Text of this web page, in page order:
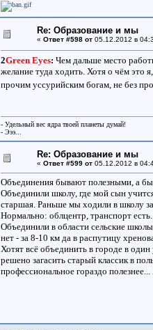
Re: Образование и мы
« Ответ #598 от05.12.2012 в
2Green Eyes: Чем дальше место
желание туда ходить. Хотя о чём это
прочим уссурийским богам, не без
- Удельный вес ядра твоей планеты думай!
- Эээ...
Re: Образование и мы
« Ответ #599 от05.12.2012 в
Объединения бывают полезными, а
Объединили школу, где мой сын
старшая. Раньше мы ходили в школу
Нормально: облцентр, транспорт есть.
Объединили в области сельские
нет - за 8-10 км да в распутицу
Хотят всё объединить в городе в
решено загасить старый классик в
профессиональное гораздо